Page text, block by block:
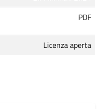
PDF
Licenza aperta